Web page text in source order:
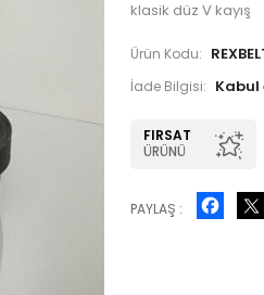
klasik düz V kayış
Ürün Kodu:
İade Bilgisi:
FIRSAT
ÜRÜNÜ
PAYLAŞ :